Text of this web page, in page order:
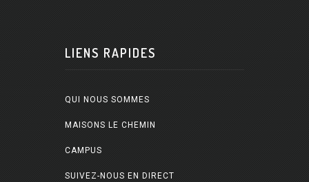
LIENS RAPIDES
QUI NOUS SOMMES
MAISONS LE CHEMIN
CAMPUS
SUIVEZ-NOUS EN DIRECT